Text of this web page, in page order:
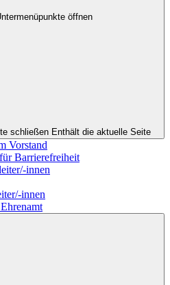
öffnen
schließen Enthält die aktuelle Seite
Vorstand
Barrierefreiheit
innen
innen